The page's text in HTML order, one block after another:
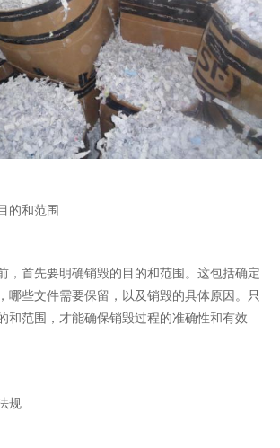
和范围
首先要明确销毁的目的和范围。这包括确定
哪些文件需要保留，以及销毁的具体原因。只
和范围，才能确保销毁过程的准确性和有效
规